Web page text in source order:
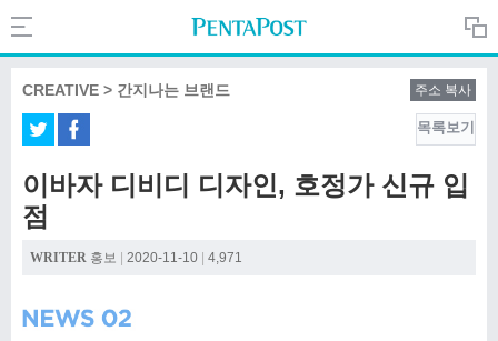
COMPANY
Search
PentaPost.net
CREATIVE > 간지나는 브랜드 주소 복사
목록보기
이바자 디비디 디자인, 호정가 신규 입
점
WRITER 홍보 2020-11-10 4,971